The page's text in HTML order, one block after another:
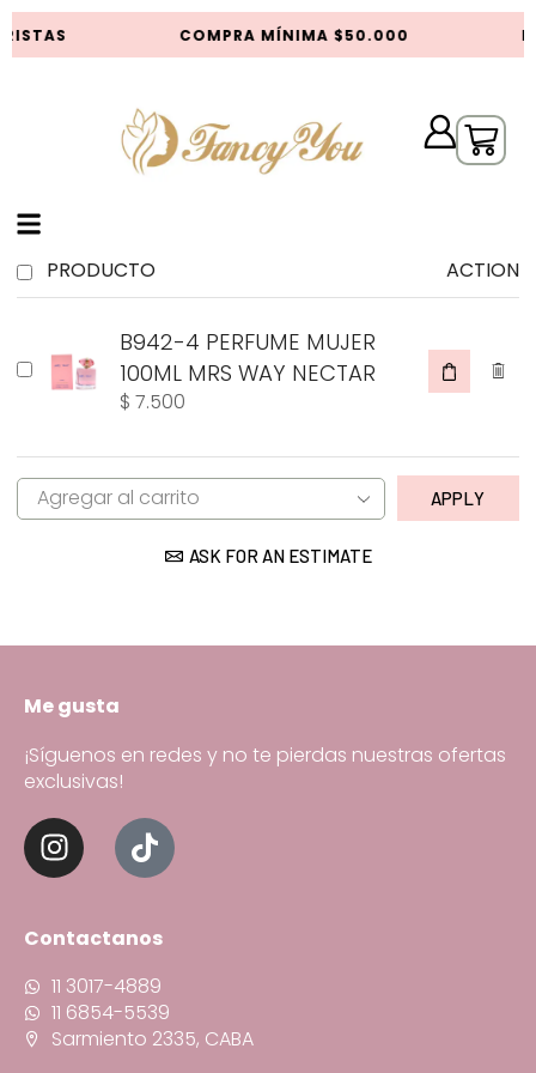
COMPRA MÍNIMA $50.000
PRODUCTO ACTION
B942-4 PERFUME MUJER
100ML MRS WAY NECTAR
$ 7.500
APPLY
ASK FOR AN ESTIMATE
Me gusta
¡Síguenos en redes y no te pierdas nuestras ofertas
exclusivas!
Contactanos
11 3017-4889
11 6854-5539
Sarmiento 2335, CABA